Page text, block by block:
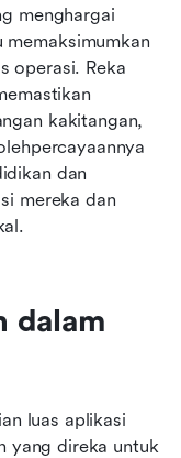
menghargai
memaksimumkan
operasi. Reka
kakitangan,
dan
mereka dan
dalam
luas aplikasi
yang direka untuk